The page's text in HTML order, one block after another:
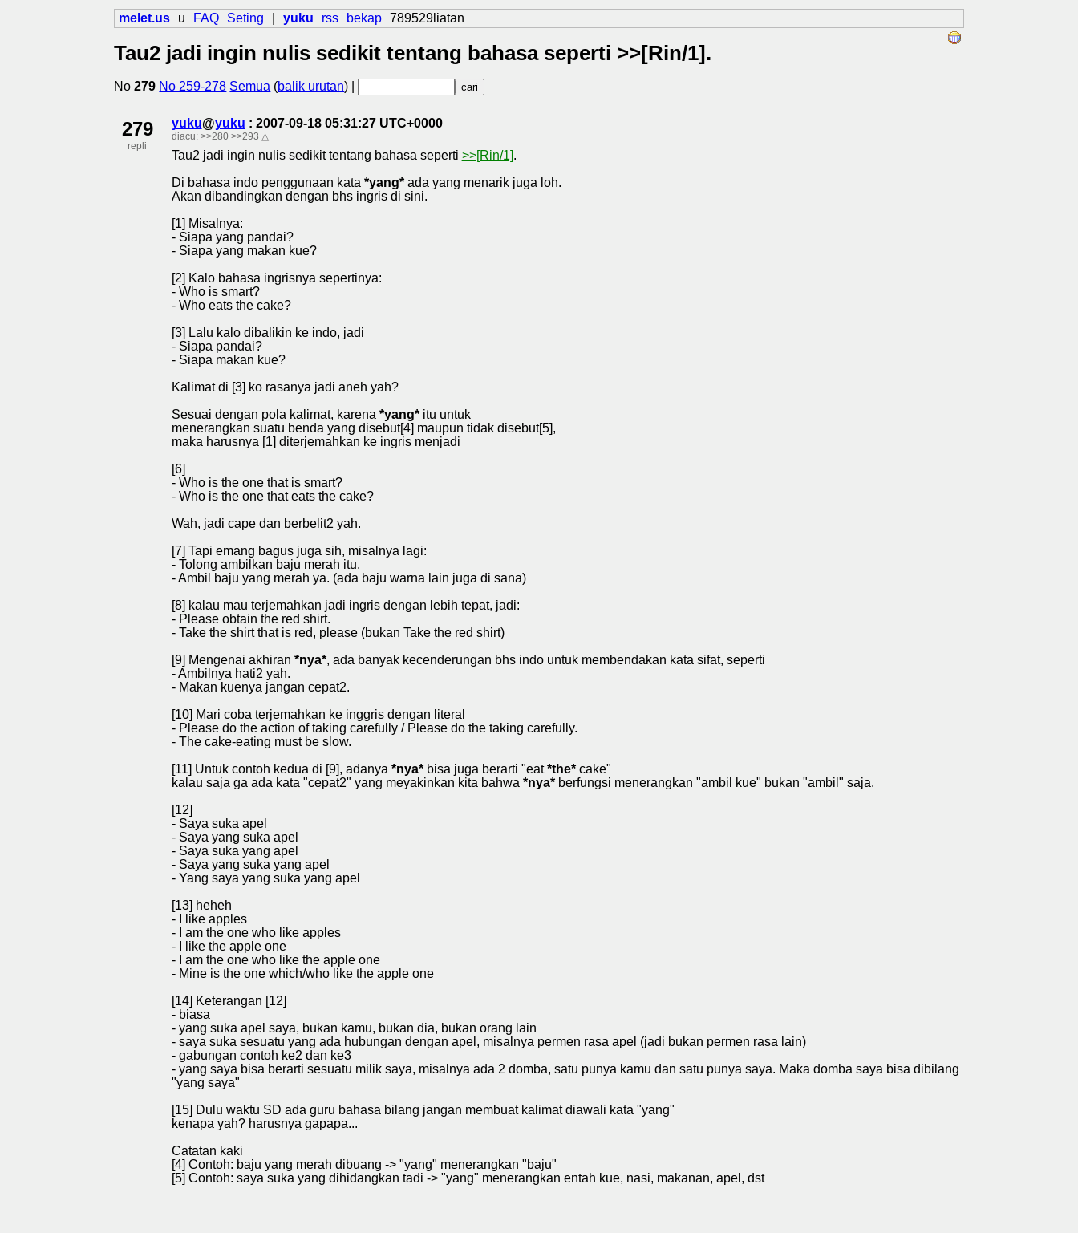
melet.us u FAQ Seting yuku rss bekap 789529liatan
Tau2 jadi ingin nulis sedikit tentang bahasa seperti >>[Rin/1].
No279 No 259-278 Semua (balik urutan) |
279
repli
yuku@yuku : 2007-09-18 05:31:27 UTC+0000
diacu: >>280 >>293 △
Tau2 jadi ingin nulis sedikit tentang bahasa seperti >>[Rin/1].
Di bahasa indo penggunaan kata *yang*ada yang menarik juga loh.
Akan dibandingkan dengan bhs ingris di sini.
[1] Misalnya:
- Siapa yang pandai?
- Siapa yang makan kue?
[2] Kalo bahasa ingrisnya sepertinya:
- Who is smart?
- Who eats the cake?
[3] Lalu kalo dibalikin ke indo, jadi
- Siapa pandai?
- Siapa makan kue?
Kalimat di [3] ko rasanya jadi aneh yah?
Sesuai dengan pola kalimat, karena *yang*itu untuk
menerangkan suatu benda yang disebut[4] maupun tidak disebut[5],
maka harusnya [1] diterjemahkan ke ingris menjadi
[6]
- Who is the one that is smart?
- Who is the one that eats the cake?
Wah, jadi cape dan berbelit2 yah.
[7] Tapi emang bagus juga sih, misalnya lagi:
- Tolong ambilkan baju merah itu.
- Ambil baju yang merah ya. (ada baju warna lain juga di sana)
[8] kalau mau terjemahkan jadi ingris dengan lebih tepat, jadi:
- Please obtain the red shirt.
- Take the shirt that is red, please (bukan Take the red shirt)
[9] Mengenai akhiran *nya*, ada banyak kecenderungan bhs indo untuk membendakan kata sifat, seperti
- Ambilnya hati2 yah.
- Makan kuenya jangan cepat2.
[10] Mari coba terjemahkan ke inggris dengan literal
- Please do the action of taking carefully / Please do the taking carefully.
- The cake-eating must be slow.
[11] Untuk contoh kedua di [9], adanya *nya*bisa juga berarti "eat*the*cake"
kalau saja ga ada kata "cepat2" yang meyakinkan kita bahwa *nya*berfungsi menerangkan "ambil kue" bukan "ambil" saja.
[12]
- Saya suka apel
- Saya yang suka apel
- Saya suka yang apel
- Saya yang suka yang apel
- Yang saya yang suka yang apel
[13] heheh
- I like apples
- I am the one who like apples
- I like the apple one
- I am the one who like the apple one
- Mine is the one which/who like the apple one
[14] Keterangan [12]
- biasa
- yang suka apel saya, bukan kamu, bukan dia, bukan orang lain
- saya suka sesuatu yang ada hubungan dengan apel, misalnya permen rasa apel (jadi bukan permen rasa lain)
- gabungan contoh ke2 dan ke3
- yang saya bisa berarti sesuatu milik saya, misalnya ada 2 domba, satu punya kamu dan satu punya saya. Maka domba saya bisa dibilang
"yang saya"
[15] Dulu waktu SD ada guru bahasa bilang jangan membuat kalimat diawali kata "yang"
kenapa yah? harusnya gapapa...
Catatan kaki
[4] Contoh: baju yang merah dibuang -> "yang" menerangkan "baju"
[5] Contoh: saya suka yang dihidangkan tadi -> "yang" menerangkan entah kue, nasi, makanan, apel, dst